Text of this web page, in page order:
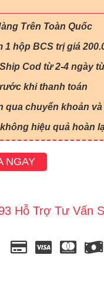
Trên Toàn Quốc
1 hộp BCS trị giá
Cod từ 2-4 ngày
khi thanh toán
qua chuyển khoản
hiệu quả hoàn
NGAY
Hỗ Trợ Tư Vấn